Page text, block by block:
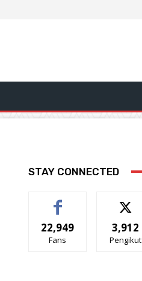
STAY CONNECTED
22,949
Fans
3,912
Pengikut